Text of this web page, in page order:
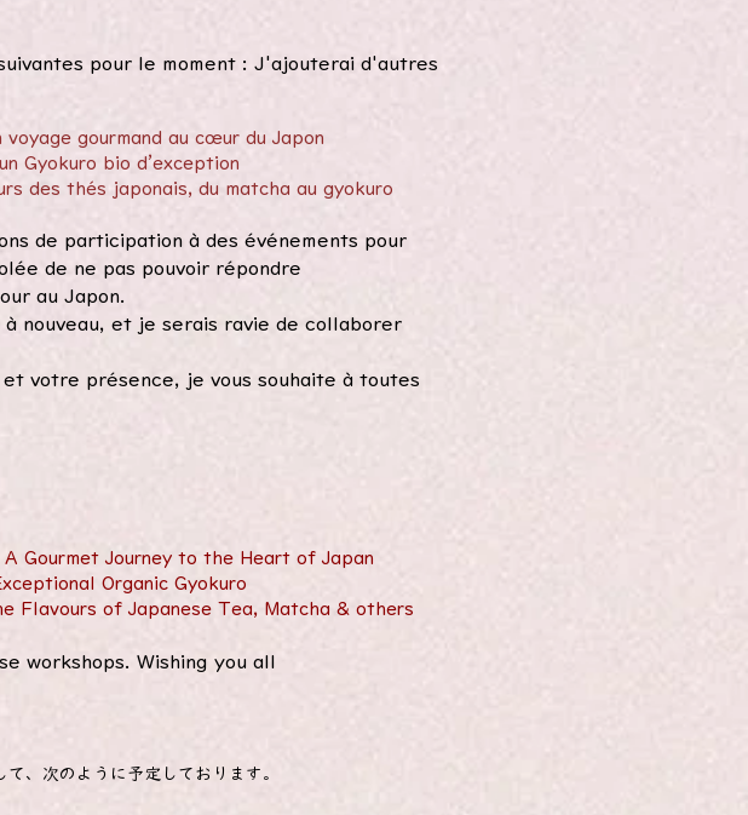
pour le moment : J'ajouterai d'autres
gourmand au cœur du Japon
Gyokuro bio d’exception
des thés japonais, du matcha au gyokuro
de participation à des événements pour
de ne pas pouvoir répondre
au Japon.
nouveau, et je serais ravie de collaborer
votre présence, je vous souhaite à toutes
Gourmet Journey to the Heart of Japan
Organic Gyokuro
Flavours of Japanese Tea, Matcha & others
workshops. Wishing you all
、次のように予定しております。